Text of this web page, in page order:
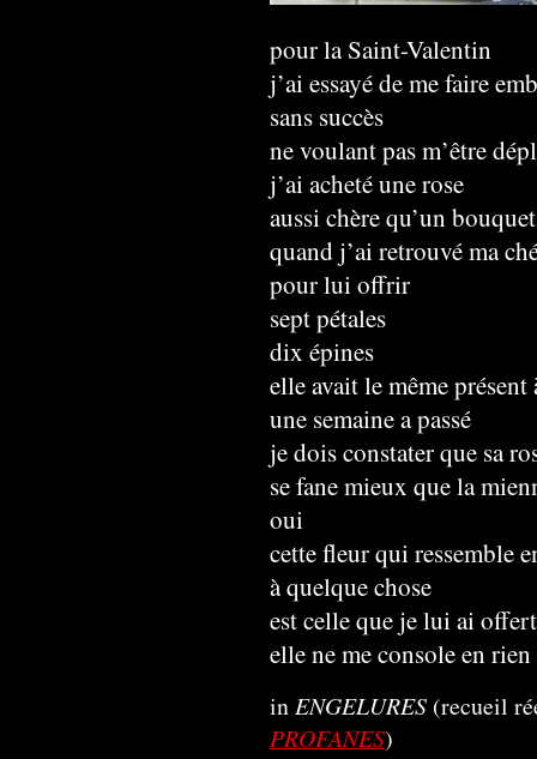
pour la Saint-Valentin
j’ai essayé de me faire
sans succès
ne voulant pas m’être
j’ai acheté une rose
aussi chère qu’un bouquet
quand j’ai retrouvé ma
pour lui offrir
sept pétales
dix épines
elle avait le même présent
une semaine a passé
je dois constater que sa
se fane mieux que la
oui
cette fleur qui ressemble
à quelque chose
est celle que je lui ai
elle ne me console en rien
in ENGELURES (recueil
PROFANES)